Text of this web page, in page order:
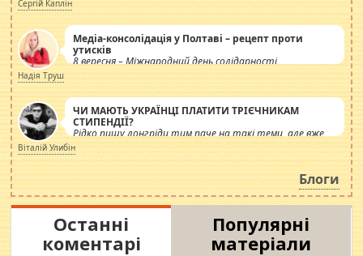
Сергій Каплін
Медіа-консолідація у Полтаві – рецепт проти
утисків
8 вересня – Міжнародний день солідарності
журналістів.
Надія Труш
ЧИ МАЮТЬ УКРАЇНЦІ ПЛАТИТИ ТРІЄЧНИКАМ
СТИПЕНДІЇ?
Рідко пишу лонгріди тим паче на такі теми, але вже
просто дістало! Обурюють сьогоднішні інсенуації
навколо стипендіального питання. Штучно
роздувається ще одна соціальна катастрофа.
Віталій Улибін
Блоги
Останні
коментарі
Популярні
матеріали